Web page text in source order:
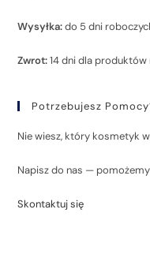
Wysyłka:do 5 dni
Zwrot:14 dni dla
Potrzebujesz
Nie wiesz, który kosmetyk
Napisz do nas —
Skontaktuj się